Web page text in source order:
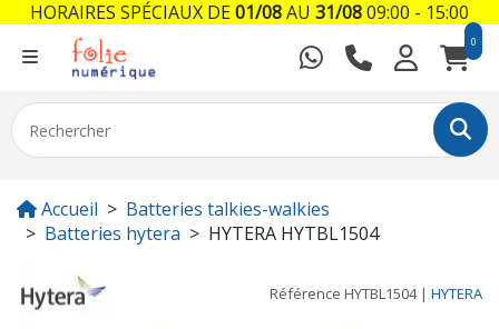
0
Accueil
Batteries talkies-walkies
Batteries hytera
HYTERA HYTBL1504
Référence HYTBL1504| HYTERA
HORAIRES SPÉCIAUX DE01/08AU 31/0809:00 - 15:00